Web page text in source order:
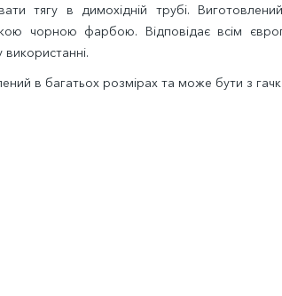
тягу в димохідній трубі.
чорною фарбою. Відповідає всім
в багатьох розмірах та може бути з